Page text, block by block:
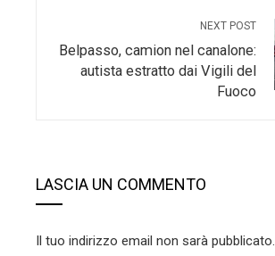
NEXT POST
Belpasso, camion nel canalone:
autista estratto dai Vigili del
Fuoco
LASCIA UN COMMENTO
Il tuo indirizzo email non sarà pubblicato.